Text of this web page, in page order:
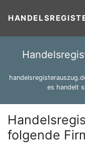
es handelt
folgende